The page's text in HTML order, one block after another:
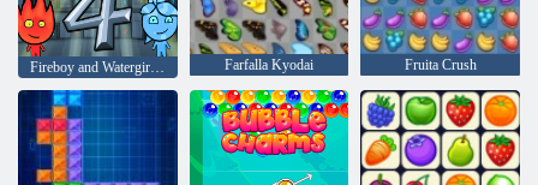
Farfalla Kyodai Fruita Crush